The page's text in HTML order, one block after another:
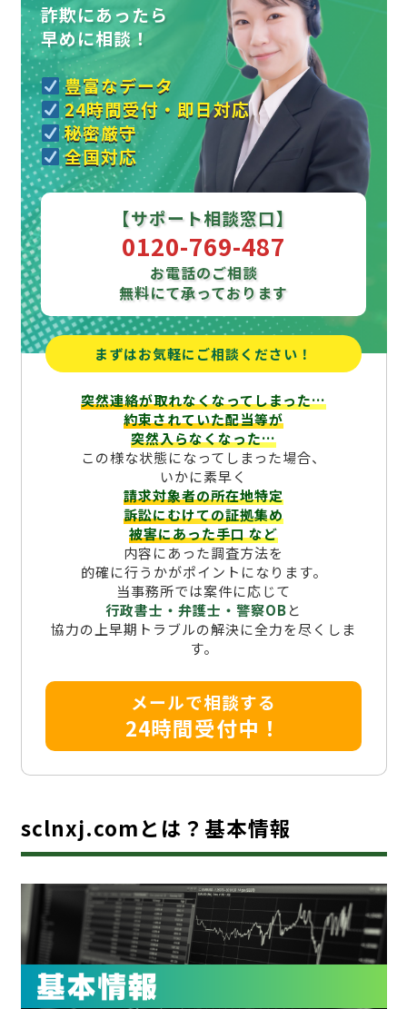
詐欺にあったら
早めに相談！
豊富なデータ
24時間受付・即日対応
秘密厳守
全国対応
【サポート相談窓口】
0120-769-487
お電話のご相談
無料にて承っております
まずはお気軽にご相談ください！
突然連絡が取れなくなってしまった…
約束されていた配当等が
突然入らなくなった…
この様な状態になってしまった場合、
いかに素早く
請求対象者の所在地特定
訴訟にむけての証拠集め
被害にあった手口など
内容にあった調査方法を
的確に行うかがポイントになります。
当事務所では案件に応じて
行政書士・弁護士・警察OBと
協力の上早期トラブルの解決に全力を尽くしま
す。
メールで相談する
24時間受付中！
sclnxj.comとは？基本情報